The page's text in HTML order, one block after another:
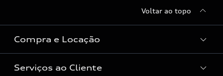
Voltar ao topo
Compra e Locação
Condições Audi
Serviços ao Cliente